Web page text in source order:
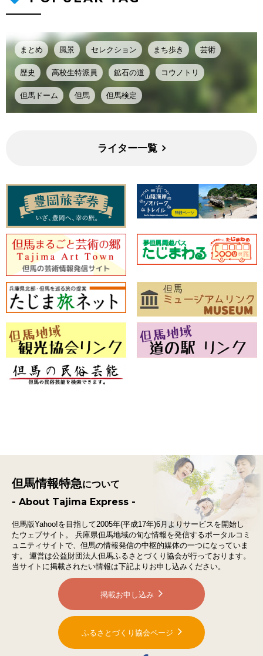
まとめ 風景 セレクション まち歩き 芸術
歴史 高校生特派員 鉱石の道 コウノトリ
但馬ドーム 但馬 但馬検定
ライター一覧
但馬情報特急について
- About Tajima Express -
但馬版Yahoo!を目指して2005年(平成17年)6月よりサービスを開始し
たウェブサイト。
兵庫県但馬地域の旬な情報を発信するポータルコミ
ュニティサイトで、 但馬の情報発信の中枢的媒体の一つになっていま
す。
運営は公益財団法人但馬ふるさとづくり協会が行っております。
当サイトに掲載されたい情報は下記よりお申し込みください。
掲載お申し込み
ふるさとづくり協会ページ